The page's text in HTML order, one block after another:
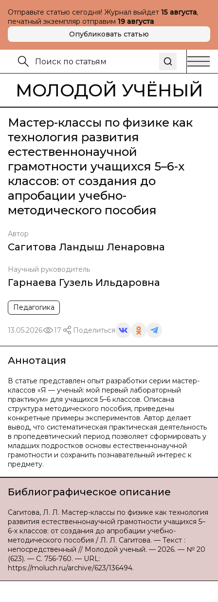
Отправьте статью сегодня! Журнал выйдет 15 августа,
печатный экземпляр отправим 19 августа
Опубликовать статью
МОЛОДОЙ УЧЁНЫЙ
Мастер-классы по физике как
технология развития
естественнонаучной
грамотности учащихся 5–6-х
классов: от создания до
апробации учебно-
методического пособия
Автор
Сагитова Ландыш Ленаровна
Научный руководитель
Гарнаева Гузель Ильдаровна
Педагогика
13.05.2026 17 Поделиться
Аннотация
В статье представлен опыт разработки серии мастер-
классов «Я — ученый: мой первый лабораторный
практикум» для учащихся 5–6 классов. Описана
структура методического пособия, приведены
конкретные примеры экспериментов. Автор делает
вывод, что систематическая практическая деятельность
в пропедевтический период позволяет сформировать у
младших подростков основы естественнонаучной
грамотности и сохранить познавательный интерес к
предмету.
Библиографическое описание
Сагитова, Л. Л. Мастер-классы по физике как технология
развития естественнонаучной грамотности учащихся 5–
6-х классов: от создания до апробации учебно-
методического пособия / Л. Л. Сагитова. — Текст :
непосредственный // Молодой ученый. — 2026. — № 20
(623). — С. 756-760. — URL:
https://moluch.ru/archive/623/136494.